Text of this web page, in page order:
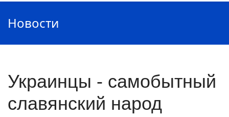
Новости
Украинцы - самобытный
славянский народ